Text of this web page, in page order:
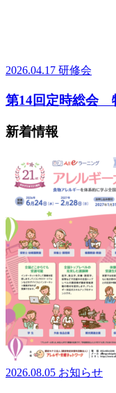
2026.04.17 研修会
第14回定時総会
新着情報
2026.08.05 お知らせ